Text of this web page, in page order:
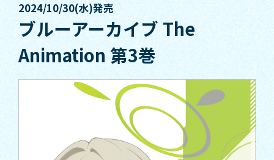
2024/10/30(水)発売
ブルーアーカイブ The
Animation 第3巻